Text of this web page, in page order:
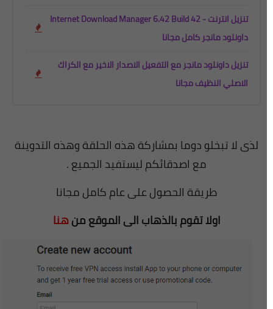
Internet Download Manager 6.42 Build 42 - تنزيل انترنت
داونلود مانجر كامل مجانا
تنزيل داونلود مانجر مع التفعيل الاصدار الاخير مع الكراك
الاصلي النظيف مجانا
لذى لا تبخلو دوما بمشاركة هذه الحلقة وهذه التدوينة
مع اصدقائكم ليستفيد الجميع .
طريقة الحصول على عام كامل مجانا
اولا تقوم بالذهاب الى الموقع منهنا